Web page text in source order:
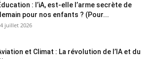
: l’iA, est-elle l’arme secrète de
pour nos enfants ? (Pour...
juillet 2026
et Climat : La révolution de l’IA et du